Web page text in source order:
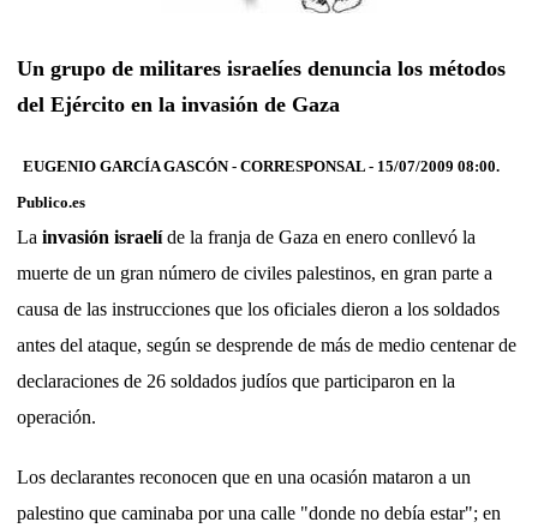
Un grupo de militares israelíes denuncia los métodos
del Ejército en la invasión de Gaza
EUGENIO GARCÍA GASCÓN - CORRESPONSAL - 15/07/2009 08:00.
Publico.es
La invasión israelíde la franja de Gaza en enero conllevó la
muerte de un gran número de civiles palestinos, en gran parte a
causa de las instrucciones que los oficiales dieron a los soldados
antes del ataque, según se desprende de más de medio centenar de
declaraciones de 26 soldados judíos que participaron en la
operación.
Los declarantes reconocen que en una ocasión mataron a un
palestino que caminaba por una calle "donde no debía estar"; en